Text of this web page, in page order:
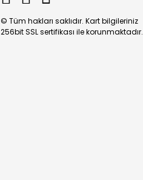
© Tüm hakları saklıdır. Kart bilgileriniz
256bit SSL sertifikası ile korunmaktadır.